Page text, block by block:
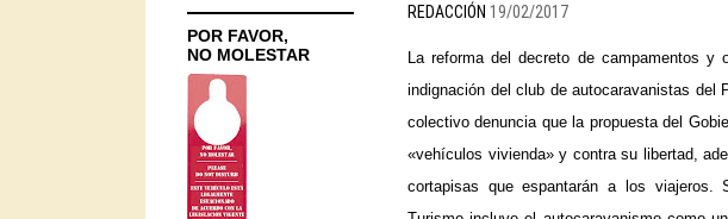
REDACCIÓN 19/02/2017
La reforma del decreto de campamentos y
indignación del club de autocaravanistas del
colectivo denuncia que la propuesta del
«vehículos vivienda» y contra su libertad,
cortapisas que espantarán a los viajeros.
POR FAVOR,
NO MOLESTAR